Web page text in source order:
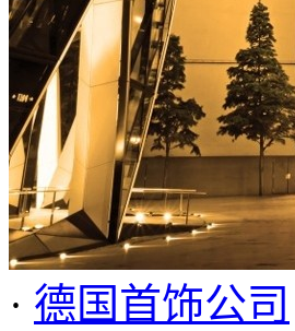
· 德国首饰公司